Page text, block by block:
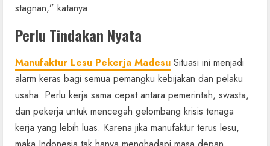
stagnan,” katanya.
Perlu Tindakan Nyata
Manufaktur Lesu Pekerja Madesu Situasi ini menjadi
alarm keras bagi semua pemangku kebijakan dan pelaku
usaha. Perlu kerja sama cepat antara pemerintah, swasta,
dan pekerja untuk mencegah gelombang krisis tenaga
kerja yang lebih luas. Karena jika manufaktur terus lesu,